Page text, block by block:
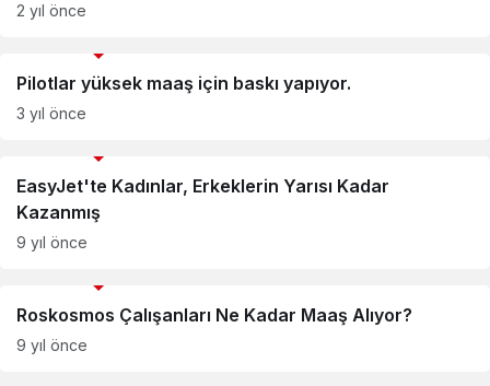
2 yıl önce
Pilotlar yüksek maaş için baskı yapıyor.
3 yıl önce
EasyJet'te Kadınlar, Erkeklerin Yarısı Kadar
Kazanmış
9 yıl önce
Roskosmos Çalışanları Ne Kadar Maaş Alıyor?
9 yıl önce